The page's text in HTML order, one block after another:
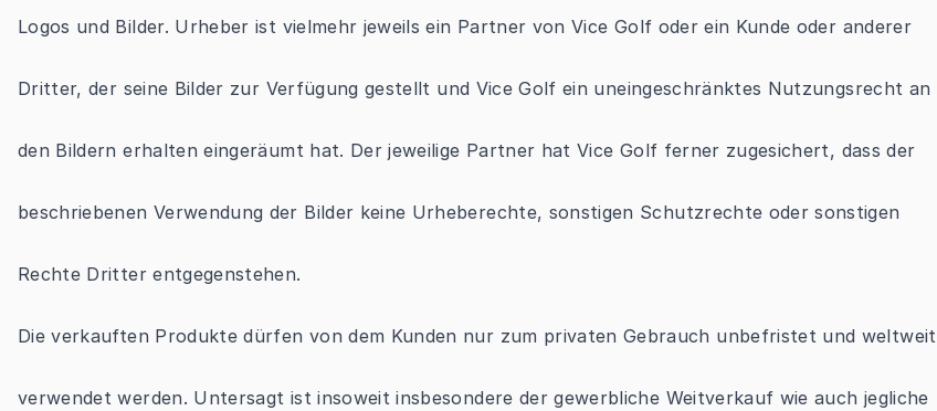
Logos und Bilder. Urheber ist vielmehr jeweils ein Partner von Vice Golf oder ein Kunde oder anderer
Dritter, der seine Bilder zur Verfügung gestellt und Vice Golf ein uneingeschränktes Nutzungsrecht an
den Bildern erhalten eingeräumt hat. Der jeweilige Partner hat Vice Golf ferner zugesichert, dass der
beschriebenen Verwendung der Bilder keine Urheberechte, sonstigen Schutzrechte oder sonstigen
Rechte Dritter entgegenstehen.
Die verkauften Produkte dürfen von dem Kunden nur zum privaten Gebrauch unbefristet und weltweit
verwendet werden. Untersagt ist insoweit insbesondere der gewerbliche Weitverkauf wie auch jegliche